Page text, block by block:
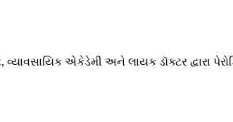
એકેડેમી અને લાયક ડૉક્ટર દ્વારા